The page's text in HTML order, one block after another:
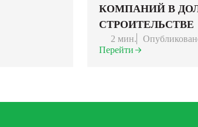
КОМПАНИЙ В
СТРОИТЕЛЬСТВЕ
2 мин.
Перейти